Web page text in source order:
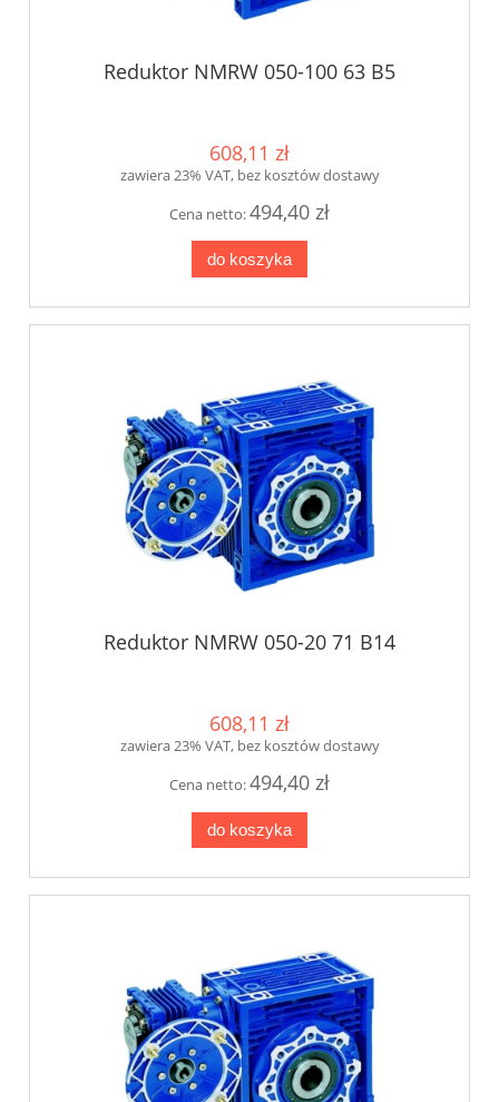
Reduktor NMRW 050-100 63 B5
608,11 zł
zawiera 23% VAT, bez kosztów dostawy
Cena netto:494,40 zł
do koszyka
Reduktor NMRW 050-20 71 B14
608,11 zł
zawiera 23% VAT, bez kosztów dostawy
Cena netto:494,40 zł
do koszyka